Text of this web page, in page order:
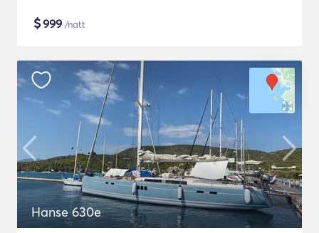
$999 /natt
Hanse 630e